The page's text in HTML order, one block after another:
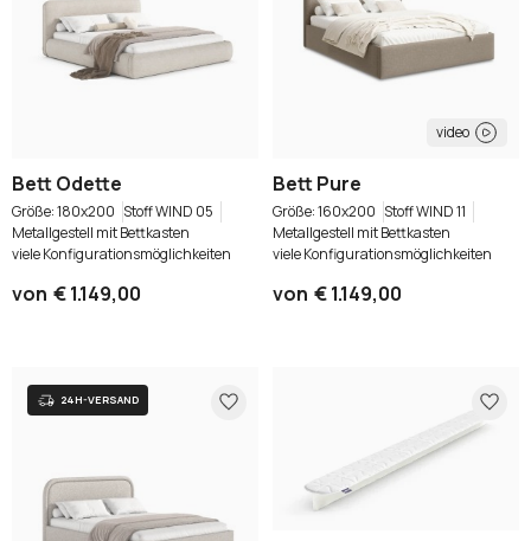
Bett Odette
180x200 Stoff WIND 05
Metallgestell mit Bettkasten
viele Konfigurationsmöglichkeiten
von € 1.149,00
video
Bett Pure
160x200 Stoff WIND 11
Metallgestell mit Bettkasten
viele Konfigurationsmöglichkeiten
von € 1.149,00